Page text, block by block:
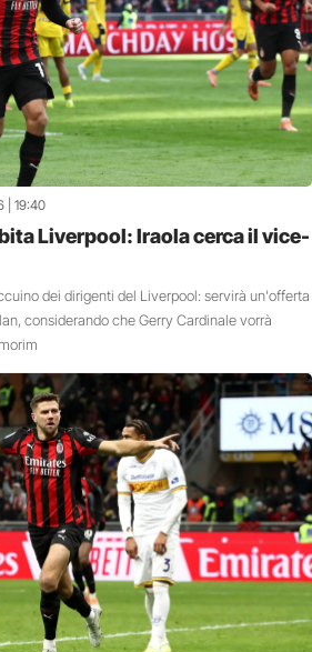
| 19:40
Liverpool: Iraola cerca il vice-
dei dirigenti del Liverpool: servirà un'offerta
considerando che Gerry Cardinale vorrà